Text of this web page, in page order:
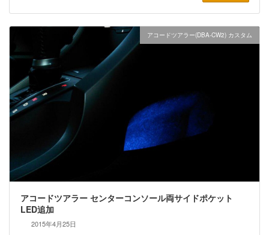
アコードツアラー(DBA-CW2) カスタム
アコードツアラー センターコンソール両サイドポケット
LED追加
2015年4月25日